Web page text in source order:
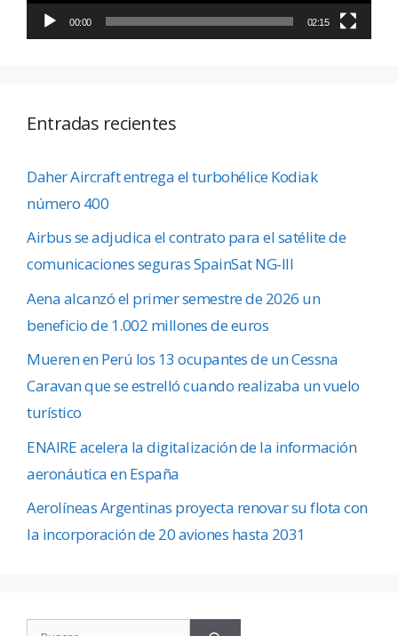
00:00 02:15
Entradas recientes
Daher Aircraft entrega el turbohélice Kodiak
número 400
Airbus se adjudica el contrato para el satélite de
comunicaciones seguras SpainSat NG-III
Aena alcanzó el primer semestre de 2026 un
beneficio de 1.002 millones de euros
Mueren en Perú los 13 ocupantes de un Cessna
Caravan que se estrelló cuando realizaba un vuelo
turístico
ENAIRE acelera la digitalización de la información
aeronáutica en España
Aerolíneas Argentinas proyecta renovar su flota con
la incorporación de 20 aviones hasta 2031